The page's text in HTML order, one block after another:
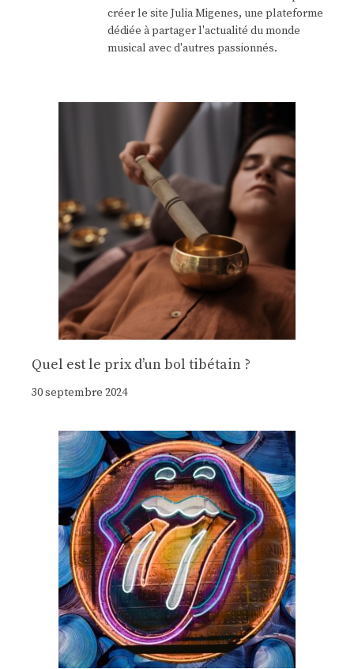
créer le site Julia Migenes, une plateforme
dédiée à partager l'actualité du monde
musical avec d'autres passionnés.
Quel est le prix d’un bol tibétain ?
30 septembre 2024